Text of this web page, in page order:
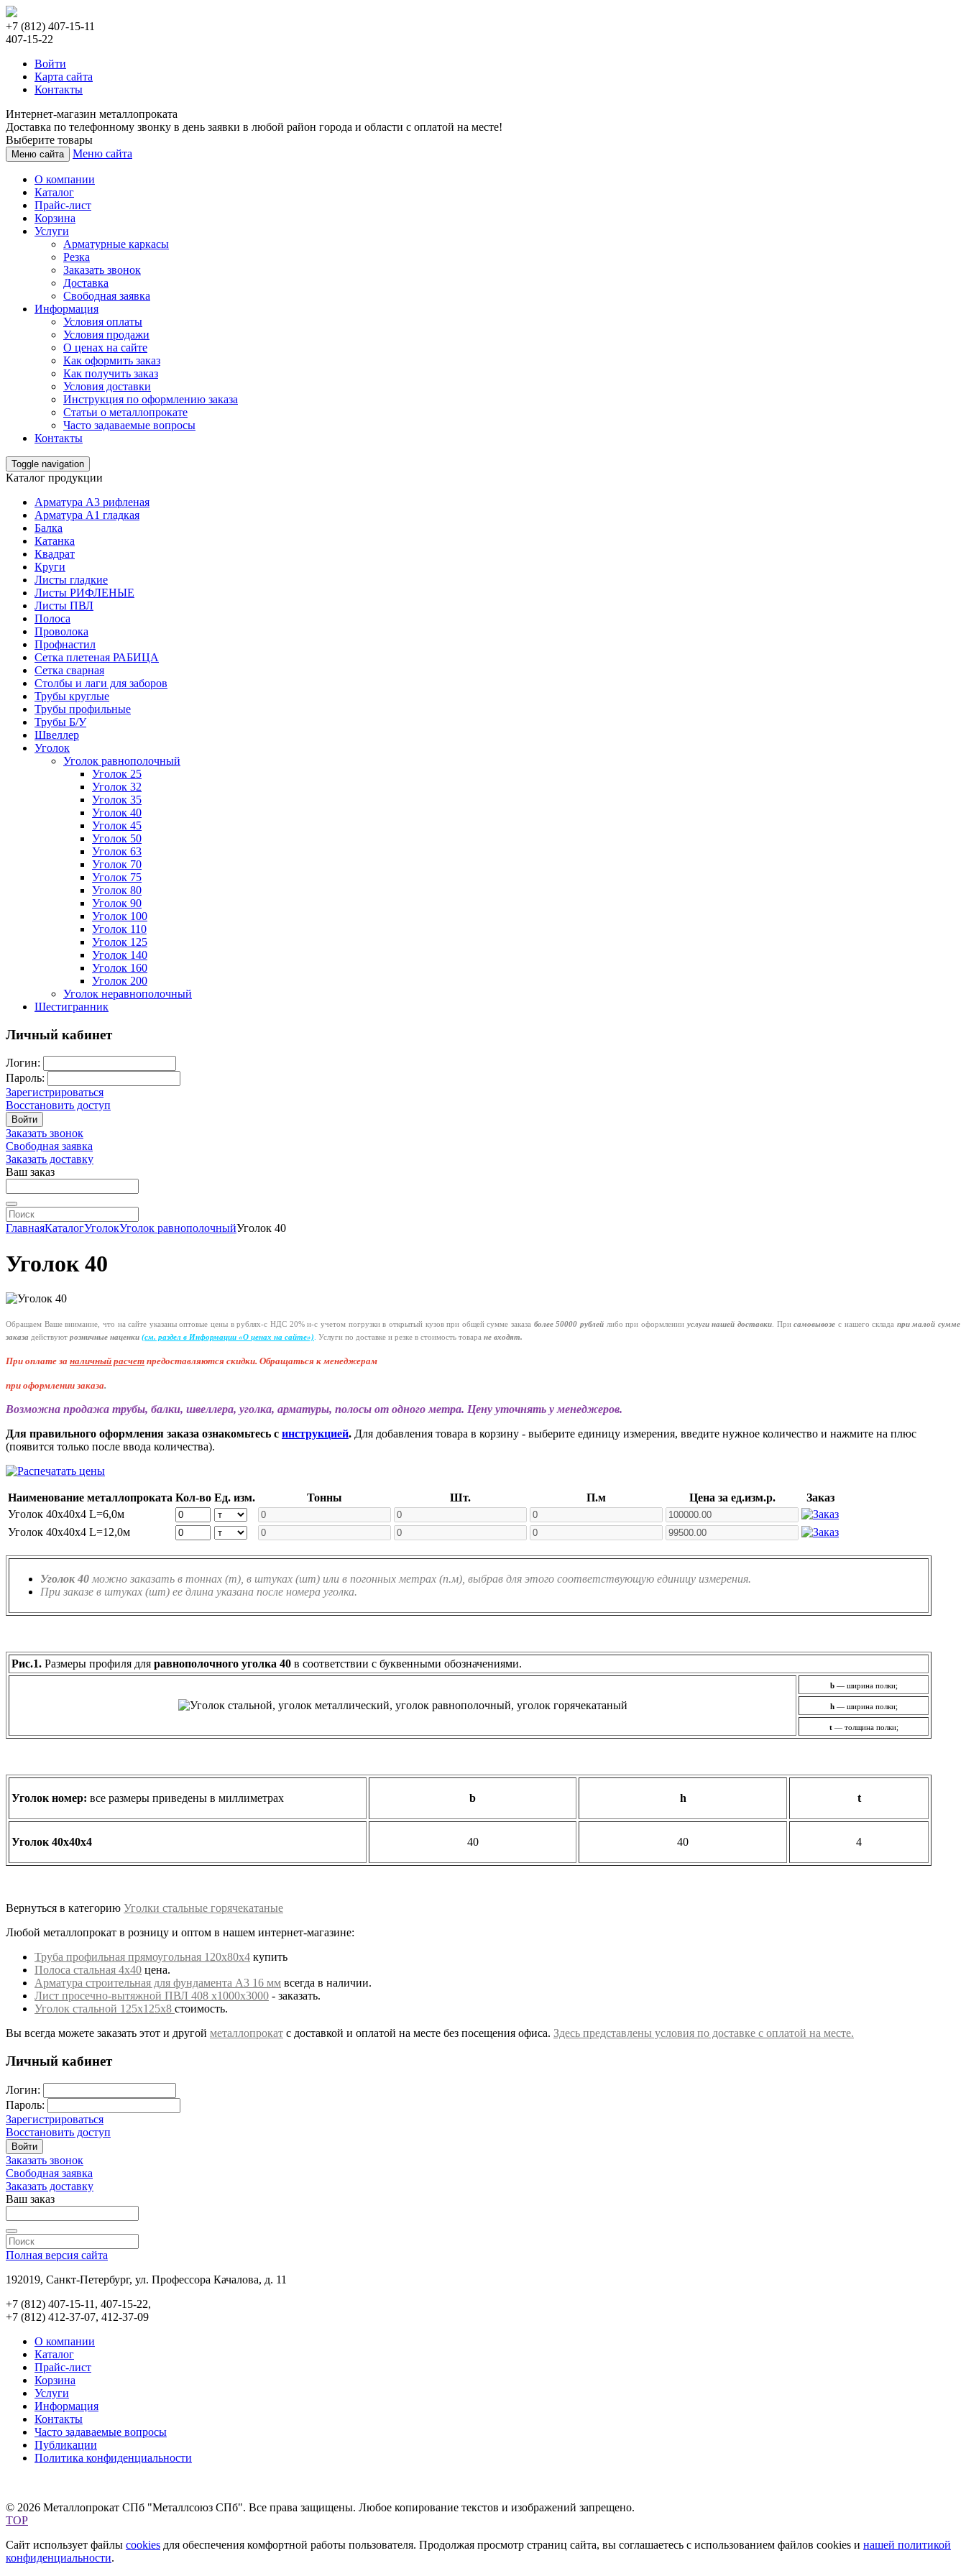
+7 (812) 407-15-11
407-15-22
Войти
Карта сайта
Контакты
Интернет-магазин металлопроката
Доставка по телефонному звонку в день заявки в любой район города и области с оплатой на месте!
Выберите товары
Меню сайта Меню сайта
О компании
Каталог
Прайс-лист
Корзина
Услуги
Арматурные каркасы
Резка
Заказать звонок
Доставка
Свободная заявка
Информация
Условия оплаты
Условия продажи
О ценах на сайте
Как оформить заказ
Как получить заказ
Условия доставки
Инструкция по оформлению заказа
Статьи о металлопрокате
Часто задаваемые вопросы
Контакты
Toggle navigation
Каталог продукции
Арматура А3 рифленая
Арматура А1 гладкая
Балка
Катанка
Квадрат
Круги
Листы гладкие
Листы РИФЛЕНЫЕ
Листы ПВЛ
Полоса
Проволока
Профнастил
Сетка плетеная РАБИЦА
Сетка сварная
Столбы и лаги для заборов
Трубы круглые
Трубы профильные
Трубы Б/У
Швеллер
Уголок
Уголок равнополочный
Уголок 25
Уголок 32
Уголок 35
Уголок 40
Уголок 45
Уголок 50
Уголок 63
Уголок 70
Уголок 75
Уголок 80
Уголок 90
Уголок 100
Уголок 110
Уголок 125
Уголок 140
Уголок 160
Уголок 200
Уголок неравнополочный
Шестигранник
Личный кабинет
Логин:
Пароль:
Зарегистрироваться
Восстановить доступ
Войти
Заказать звонок
Свободная заявка
Заказать доставку
Ваш заказ
ГлавнаяКаталогУголокУголок равнополочныйУголок 40
Уголок 40
Обращаем Ваше внимание, что на сайте указаны оптовые цены врублях-с НДС 20%и-с учетом погрузки в открытый кузов при общей сумме заказа более 50000 рублей либо при оформлении услуги нашей доставки. Присамовывозе с нашего склада при малой сумме
заказа действуют розничные наценки (см. раздел в Информации «О ценах на сайте»). Услуги по доставке и резке в стоимость товара не входят.
При оплате за наличный расчет предоставляются скидки. Обращаться к менеджерам
при оформлении заказа.
Возможна продажа трубы, балки, швеллера, уголка, арматуры, полосы от одного метра. Цену уточнять у менеджеров.
Для правильного оформления заказа ознакомьтесь с инструкцией. Для добавления товара в корзину - выберите единицу измерения, введите нужное количество и нажмите на плюс
(появится только после ввода количества).
Наименование металлопроката Кол-во Ед. изм. Тонны Шт. П.м Цена за ед.изм.р.
Заказ
Уголок 40х40х4 L=6,0м
Уголок 40х40х4 L=12,0м
Уголок 40 можно заказать в тоннах (т), в штуках (шт) или в погонных метрах (п.м), выбрав для этого соответствующую единицу измерения.
При заказе в штуках (шт) ее длина указана после номера уголка.
Рис.1. Размеры профиля для равнополочного уголка 40 в соответствии с буквенными обозначениями.
b— ширина полки;
h — ширина полки;
t— толщина полки;
Уголок номер: все размеры приведены в миллиметрах b h t
Уголок 40х40х4 40 40 4
Вернуться в категорию Уголки стальные горячекатаные
Любой металлопрокат в розницу и оптом в нашем интернет-магазине:
Труба профильная прямоугольная 120х80х4 купить
Полоса стальная 4х40 цена.
Арматура строительная для фундамента А3 16 мм всегда в наличии.
Лист просечно-вытяжной ПВЛ 408 х1000х3000 - заказать.
Уголок стальной 125х125х8 стоимость.
Вы всегда можете заказать этот и другой металлопрокат с доставкой и оплатой на месте без посещения офиса. Здесь представлены условия по доставке с оплатой на месте.
Личный кабинет
Логин:
Пароль:
Зарегистрироваться
Восстановить доступ
Войти
Заказать звонок
Свободная заявка
Заказать доставку
Ваш заказ
Полная версия сайта
192019, Санкт-Петербург, ул. Профессора Качалова, д. 11
+7 (812) 407-15-11, 407-15-22,
+7 (812) 412-37-07, 412-37-09
О компании
Каталог
Прайс-лист
Корзина
Услуги
Информация
Контакты
Часто задаваемые вопросы
Публикации
Политика конфиденциальности
© 2026 Металлопрокат СПб "Металлсоюз СПб". Все права защищены. Любое копирование текстов и изображений запрещено.
TOP
Сайт использует файлы cookies для обеспечения комфортной работы пользователя. Продолжая просмотр страниц сайта, вы соглашаетесь с использованием файлов cookies и нашей политикой
конфиденциальности.